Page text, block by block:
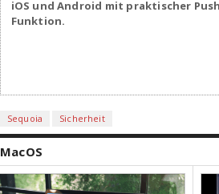
iOS und Android mit praktischer
Funktion.
Sequoia Sicherheit
MacOS